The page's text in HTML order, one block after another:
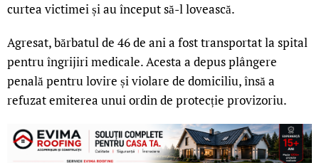
curtea victimei și au început să-l lovească.
Agresat, bărbatul de 46 de ani a fost transportat la spital
pentru îngrijiri medicale. Acesta a depus plângere
penală pentru lovire și violare de domiciliu, însă a
refuzat emiterea unui ordin de protecție provizoriu.